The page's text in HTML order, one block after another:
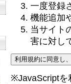
一度登録
機能追加
当サイト
害に対し
※JavaScriptを